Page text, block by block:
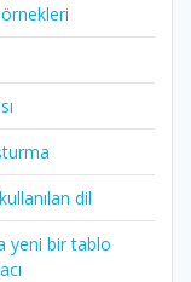
dil
yeni bir tablo